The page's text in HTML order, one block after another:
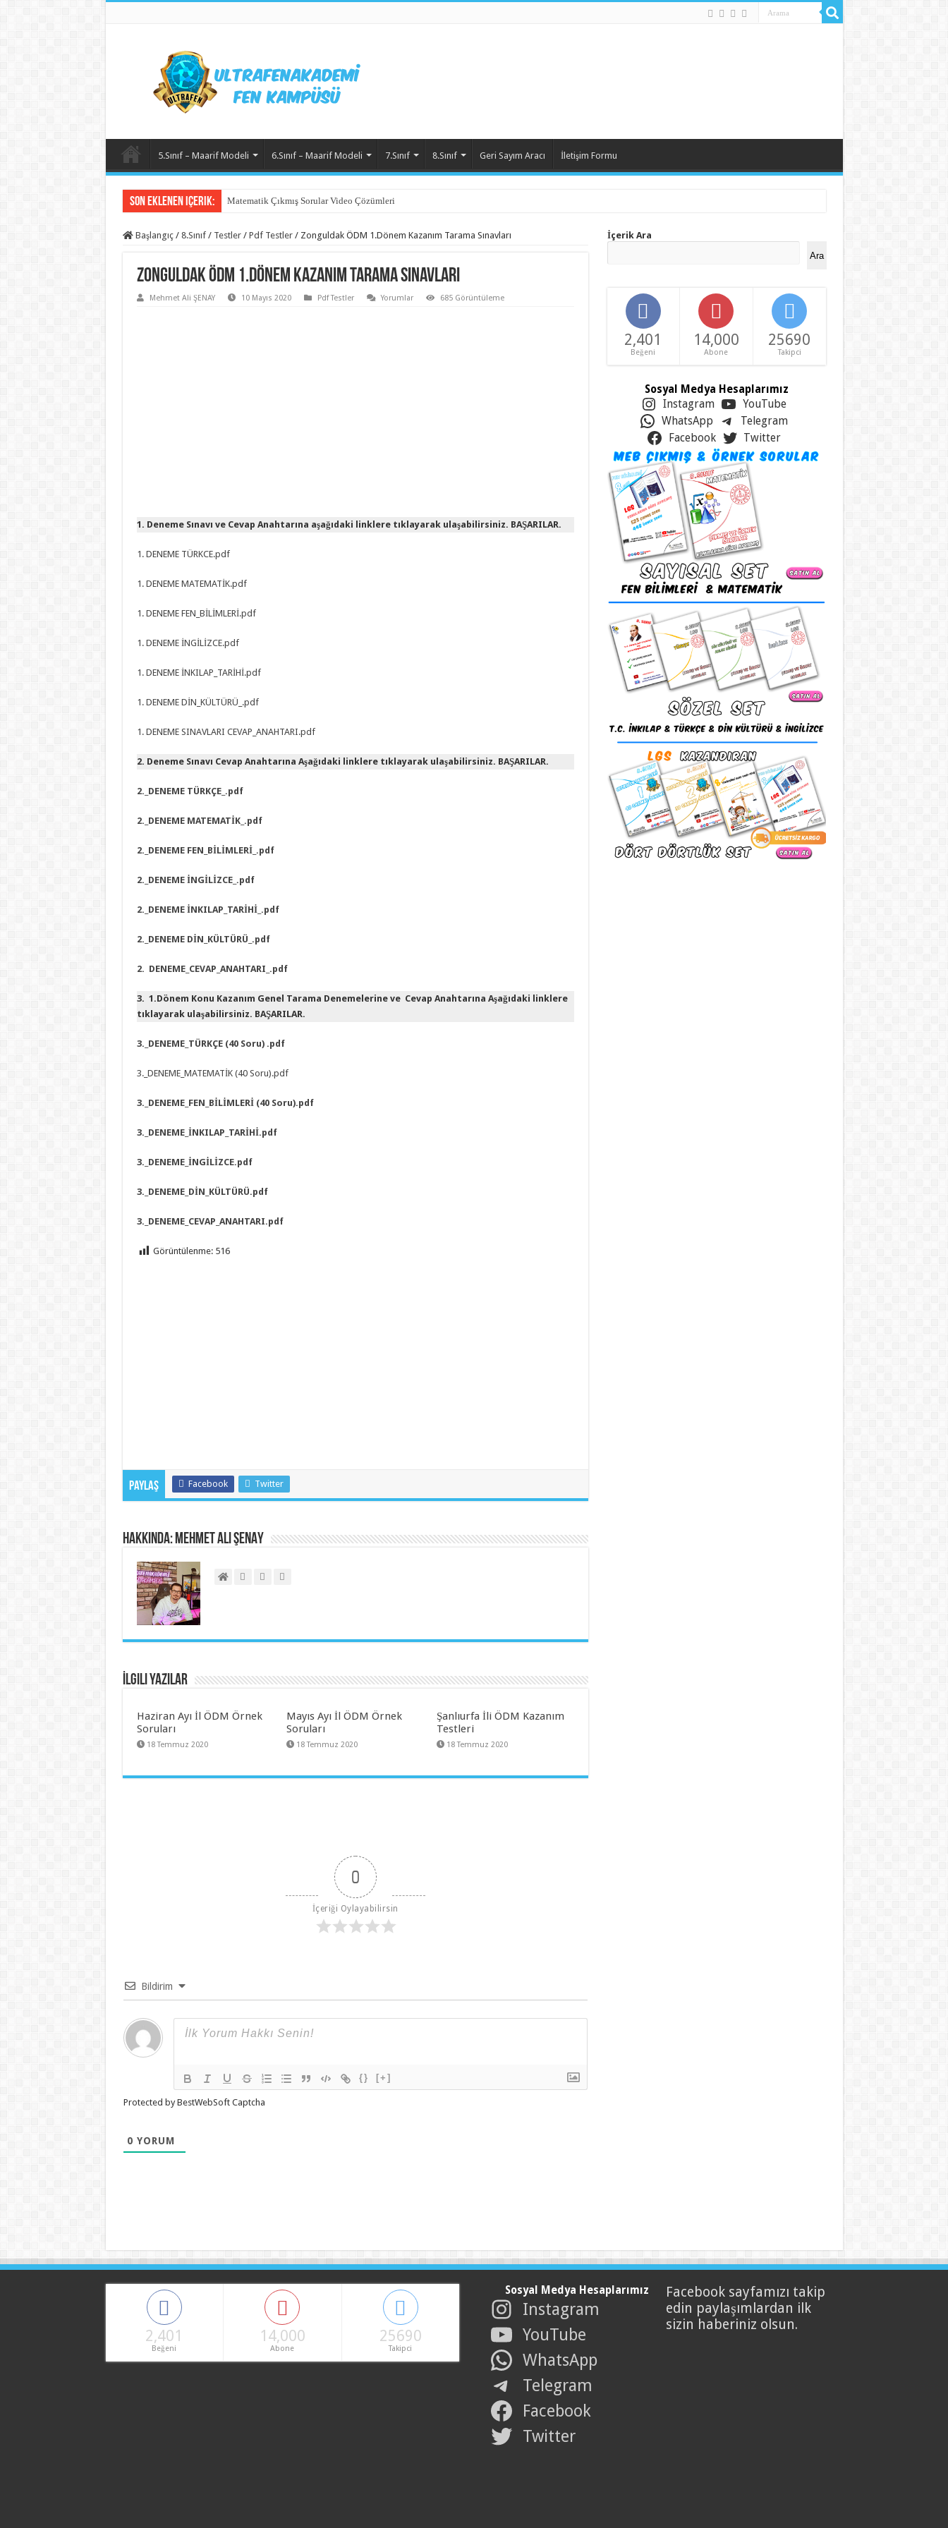
5.Sınıf – Maarif Modeli 6.Sınıf – Maarif Modeli 7.Sınıf 8.Sınıf Geri Sayım Aracı İletişim Formu
Son Eklenen içerik: Matematik Çıkmış Sorular Video Çözümleri
Başlangıç / 8.Sınıf / Testler / Pdf Testler / Zonguldak ÖDM 1.Dönem Kazanım Tarama Sınavları
Zonguldak ÖDM 1.Dönem Kazanım Tarama Sınavları
Mehmet Ali ŞENAY 10 Mayıs 2020 Pdf Testler Yorumlar 685 Görüntüleme
1. Deneme Sınavı ve Cevap Anahtarına aşağıdaki linklere tıklayarak ulaşabilirsiniz. BAŞARILAR.
1. DENEME TÜRKCE.pdf
1. DENEME MATEMATİK.pdf
1. DENEME FEN_BİLİMLERİ.pdf
1. DENEME İNGİLİZCE.pdf
1. DENEME İNKILAP_TARİHİ.pdf
1. DENEME DİN_KÜLTÜRÜ_.pdf
1. DENEME SINAVLARI CEVAP_ANAHTARI.pdf
2. Deneme Sınavı Cevap Anahtarına Aşağıdaki linklere tıklayarak ulaşabilirsiniz. BAŞARILAR.
2._DENEME TÜRKÇE_.pdf
2._DENEME MATEMATİK_.pdf
2._DENEME FEN_BİLİMLERİ_.pdf
2._DENEME İNGİLİZCE_.pdf
2._DENEME İNKILAP_TARİHİ_.pdf
2._DENEME DİN_KÜLTÜRÜ_.pdf
2. DENEME_CEVAP_ANAHTARI_.pdf
3. 1.Dönem Konu Kazanım Genel Tarama Denemelerine ve Cevap Anahtarına Aşağıdaki linklere
tıklayarak ulaşabilirsiniz. BAŞARILAR.
3._DENEME_TÜRKÇE (40 Soru) .pdf
3._DENEME_MATEMATİK (40 Soru).pdf
3._DENEME_FEN_BİLİMLERİ (40 Soru).pdf
3._DENEME_İNKILAP_TARİHİ.pdf
3._DENEME_İNGİLİZCE.pdf
3._DENEME_DİN_KÜLTÜRÜ.pdf
3._DENEME_CEVAP_ANAHTARI.pdf
Görüntülenme: 516
Paylaş Facebook Twitter
Hakkında: Mehmet Ali ŞENAY
İlgili Yazılar
Haziran Ayı İl ÖDM Örnek
Soruları
18 Temmuz 2020
Mayıs Ayı İl ÖDM Örnek
Soruları
18 Temmuz 2020
Şanlıurfa İli ÖDM Kazanım
Testleri
18 Temmuz 2020
0
İçeriği Oylayabilirsin
Bildirim
{} [+]
Protected by BestWebSoft Captcha
0 YORUM
İçerik Ara
Ara
2,401
Beğeni
14,000
Abone
25690
Takipci
Sosyal Medya Hesaplarımız
Instagram
YouTube
WhatsApp
Telegram
Facebook
Twitter
2,401
Beğeni
14,000
Abone
25690
Takipci
Sosyal Medya Hesaplarımız
Instagram
YouTube
WhatsApp
Telegram
Facebook
Twitter
Facebook sayfamızı takip
edin paylaşımlardan ilk
sizin haberiniz olsun.